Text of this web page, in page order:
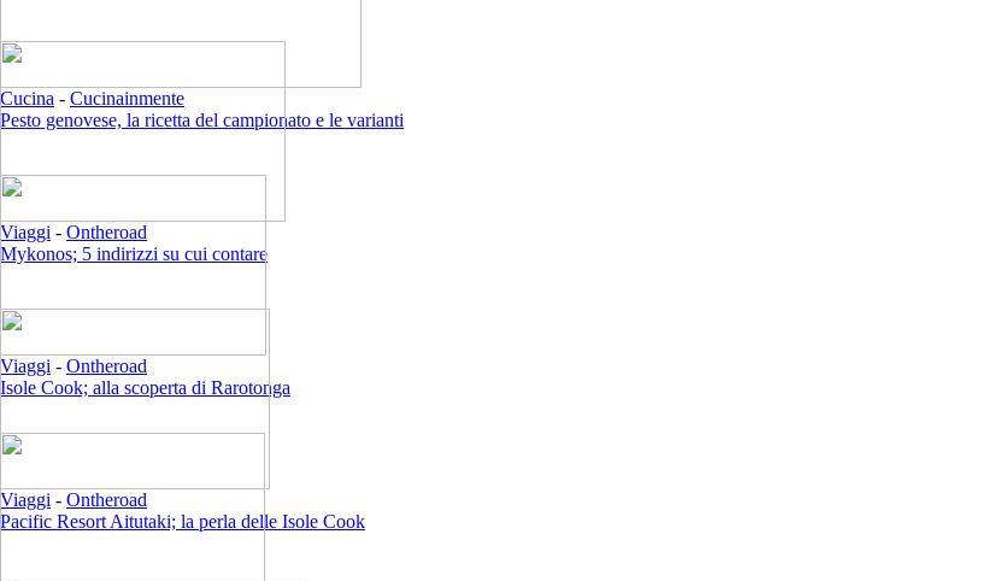
Cucina - Cucinainmente
Pesto genovese, la ricetta del campionato e le varianti
Viaggi - Ontheroad
Mykonos; 5 indirizzi su cui contare
Viaggi - Ontheroad
Isole Cook; alla scoperta di Rarotonga
Viaggi - Ontheroad
Pacific Resort Aitutaki; la perla delle Isole Cook